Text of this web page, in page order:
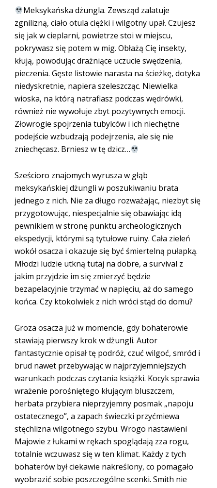
Meksykańska dżungla. Zewsząd zalatuje
zgnilizną, ciało otula ciężki i wilgotny upał. Czujesz
się jak w cieplarni, powietrze stoi w miejscu,
pokrywasz się potem w mig. Obłażą Cię insekty,
kłują, powodując drażniące uczucie swędzenia,
pieczenia. Gęste listowie narasta na ścieżkę, dotyka
niedyskretnie, napiera szeleszcząc. Niewielka
wioska, na którą natrafiasz podczas wędrówki,
również nie wywołuje zbyt pozytywnych emocji.
Złowrogie spojrzenia tubylców i ich niechętne
podejście wzbudzają podejrzenia, ale się nie
zniechęcasz. Brniesz w tę dzicz…
Sześcioro znajomych wyrusza w głąb
meksykańskiej dżungli w poszukiwaniu brata
jednego z nich. Nie za długo rozważając, niezbyt się
przygotowując, niespecjalnie się obawiając idą
pewnikiem w stronę punktu archeologicznych
ekspedycji, którymi są tytułowe ruiny. Cała zieleń
wokół osacza i okazuje się być śmiertelną pułapką.
Młodzi ludzie utkną tutaj na dobre, a survival z
jakim przyjdzie im się zmierzyć będzie
bezapelacyjnie trzymać w napięciu, aż do samego
końca. Czy ktokolwiek z nich wróci stąd do domu?
Groza osacza już w momencie, gdy bohaterowie
stawiają pierwszy krok w dżungli. Autor
fantastycznie opisał tę podróż, czuć wilgoć, smród i
brud nawet przebywając w najprzyjemniejszych
warunkach podczas czytania książki. Kocyk sprawia
wrażenie porośniętego kłującym bluszczem,
herbata przybiera nieprzyjemny posmak „napoju
ostatecznego”, a zapach świeczki przyćmiewa
stęchlizna wilgotnego szybu. Wrogo nastawieni
Majowie z łukami w rękach spoglądają zza rogu,
totalnie wczuwasz się w ten klimat. Każdy z tych
bohaterów był ciekawie nakreślony, co pomagało
wyobrazić sobie poszczególne scenki. Smith nie